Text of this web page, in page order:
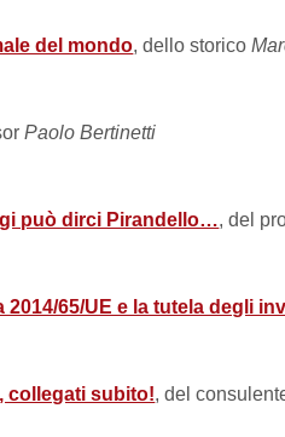
del mondo, dello storico
Paolo Bertinetti
può dirci Pirandello…, del
2014/65/UE e la tutela degli
collegati subito!, del